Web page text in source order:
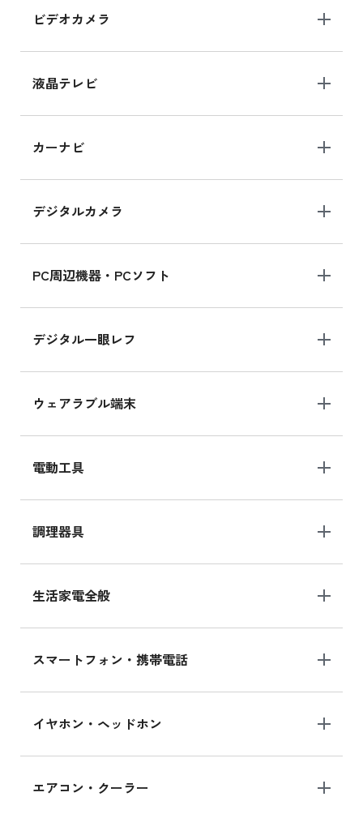
ビデオカメラ
液晶テレビ
カーナビ
デジタルカメラ
PC周辺機器・PCソフト
デジタル一眼レフ
ウェアラブル端末
電動工具
調理器具
生活家電全般
スマートフォン・携帯電話
イヤホン・ヘッドホン
エアコン・クーラー
iPhone 15 128GB シリーズ
iPhone 15 128GB の新品買取価格
MK2K3J/Aの新品買取価格はこちら